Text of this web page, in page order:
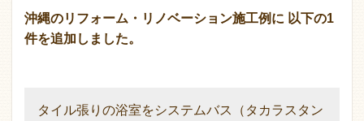
沖縄のリフォーム・リノベーション施工例に 以下の1
件を追加しました。
タイル張りの浴室をシステムバス（タカラスタン